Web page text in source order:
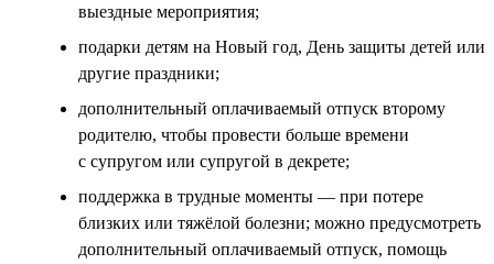
выездные мероприятия;
подарки детям на Новый год, День защиты детей или
другие праздники;
дополнительный оплачиваемый отпуск второму
родителю, чтобы провести больше времени
с супругом или супругой в декрете;
поддержка в трудные моменты — при потере
близких или тяжёлой болезни; можно предусмотреть
дополнительный оплачиваемый отпуск, помощь